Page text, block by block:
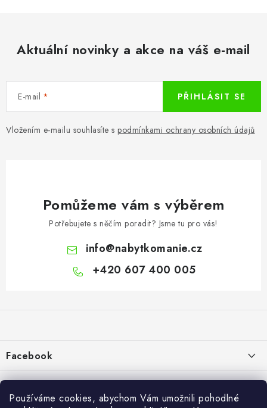
Používáme cookies, abychom Vám umožnili pohodlné
Aktuální novinky a akce na váš e-mail
E-mail
Vložením e-mailu souhlasíte s podmínkami ochrany osobních údajů
PŘIHLÁSIT SE
Pomůžeme vám s výběrem
Potřebujete s něčím poradit? Jsme tu pro vás!
info@nabytkomanie.cz
+420 607 400 005
a
í
Facebook